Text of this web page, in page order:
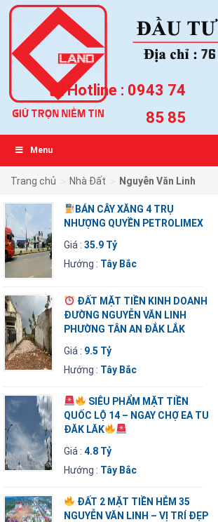
Hotline : 0943 74
85 85
Menu
Trang chủ Nhà Đất Nguyễn Văn Linh
BÁN CÂY XĂNG 4 TRỤ
NHƯỢNG QUYỀN PETROLIMEX
Giá :35.9 Tỷ
Hướng : Tây Bắc
ĐẤT MẶT TIỀN KINH DOANH
ĐƯỜNG NGUYỄN VĂN LINH
PHƯỜNG TÂN AN ĐẮK LẮK
Giá : 9.5 Tỷ
Hướng : Tây Bắc
SIÊU PHẨM MẶT TIỀN
QUỐC LỘ 14 – NGAY CHỢ EA TU
ĐĂK LĂK
Giá :4.8 Tỷ
Hướng : Tây Bắc
ĐẤT 2 MẶT TIỀN HẺM 35
NGUYỄN VĂN LINH – VỊ TRÍ ĐẸP